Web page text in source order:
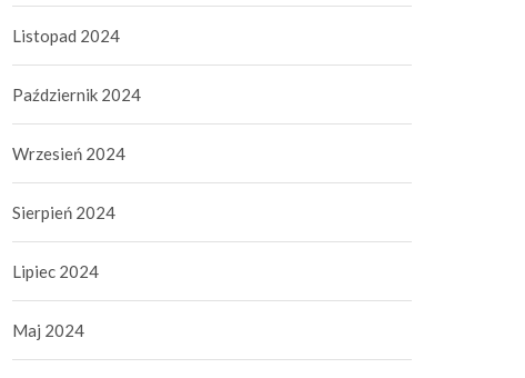
Listopad 2024
Październik 2024
Wrzesień 2024
Sierpień 2024
Lipiec 2024
Maj 2024